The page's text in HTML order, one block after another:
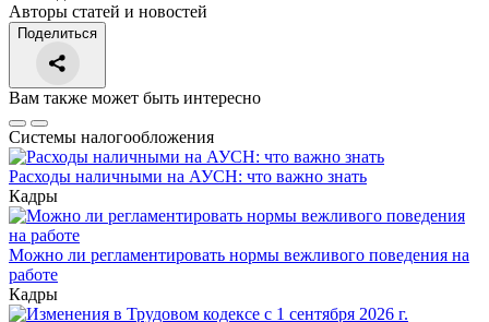
Авторы статей и новостей
Поделиться
Вам также может быть интересно
Системы налогообложения
Расходы наличными на АУСН: что важно знать
Кадры
Можно ли регламентировать нормы вежливого поведения на
работе
Кадры